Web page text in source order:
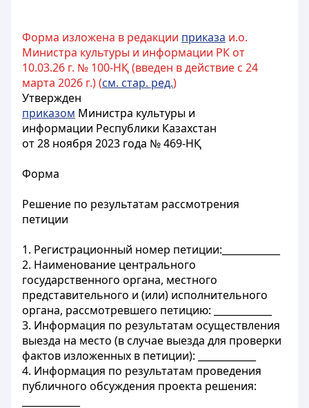
Форма изложена в редакции приказа и.о.
Министра культуры и информации РК от
10.03.26 г. № 100-НҚ (введен в действие с 24
марта 2026 г.) (см. стар. ред.)
Утвержден
приказом Министра культуры и
информации Республики Казахстан
от 28 ноября 2023 года № 469-НҚ
Форма
Решение по результатам рассмотрения
петиции
1. Регистрационный номер петиции:____________
2. Наименование центрального
государственного органа, местного
представительного и (или) исполнительного
органа, рассмотревшего петицию: ____________
3. Информация по результатам осуществления
выезда на место (в случае выезда для проверки
фактов изложенных в петиции): ____________
4. Информация по результатам проведения
публичного обсуждения проекта решения: